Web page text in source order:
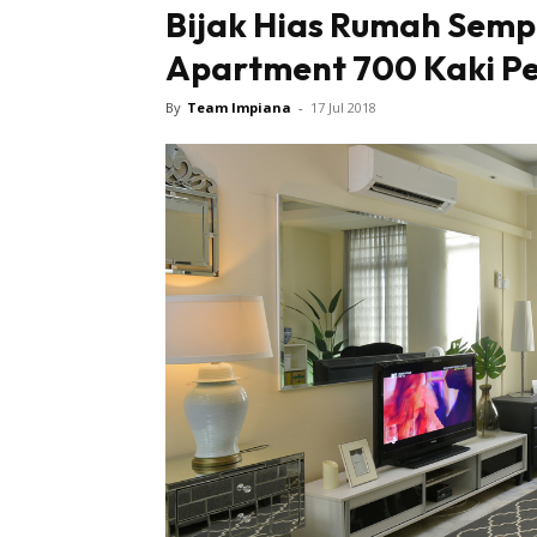
Buletin
Inspirasi
DIY
Bijak Hias Rumah
Apartment 700 Kaki
By Team Impiana - 17 Jul 2018